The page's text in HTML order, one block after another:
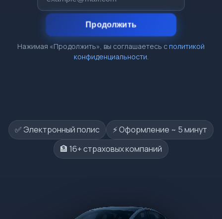
Продолжить
Нажимая «Продолжить», вы соглашаетесь сполитикой
конфиденциальности.
✅ Электронный полис
⚡️ Оформление ~ 5 минут
🏦 16+ страховых компаний